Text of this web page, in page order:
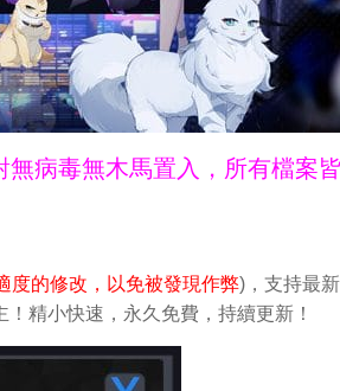
病毒無木馬置入，所有檔案
度的修改，以免被發現作弊)，支持最
精小快速，永久免費，持續更新！